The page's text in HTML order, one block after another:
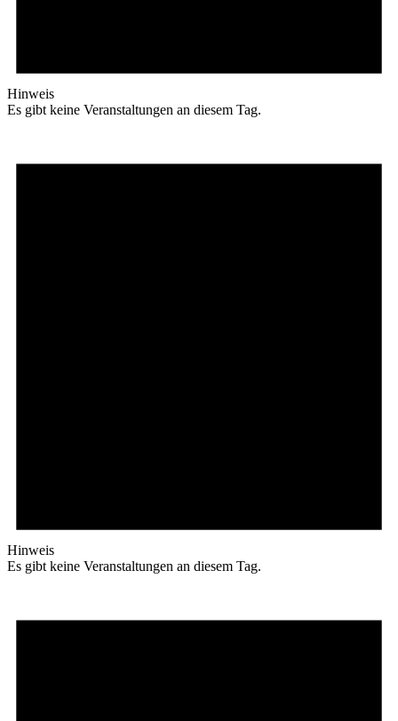
Hinweis
Es gibt keine Veranstaltungen an diesem Tag.
Hinweis
Es gibt keine Veranstaltungen an diesem Tag.